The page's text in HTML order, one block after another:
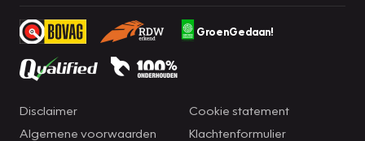
GroenGedaan!
Disclaimer
Algemene voorwaarden
Cookie statement
Klachtenformulier